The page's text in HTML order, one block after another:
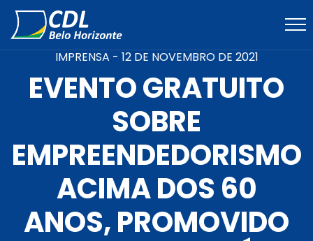
IMPRENSA - 12 DE NOVEMBRO DE 2021
EVENTO GRATUITO
SOBRE
EMPREENDEDORISMO
ACIMA DOS 60
ANOS, PROMOVIDO